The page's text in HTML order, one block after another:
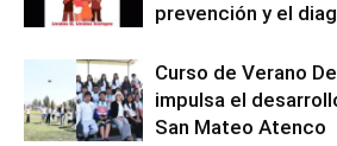
prevención y el
Curso de Verano
impulsa el
San Mateo Atenco